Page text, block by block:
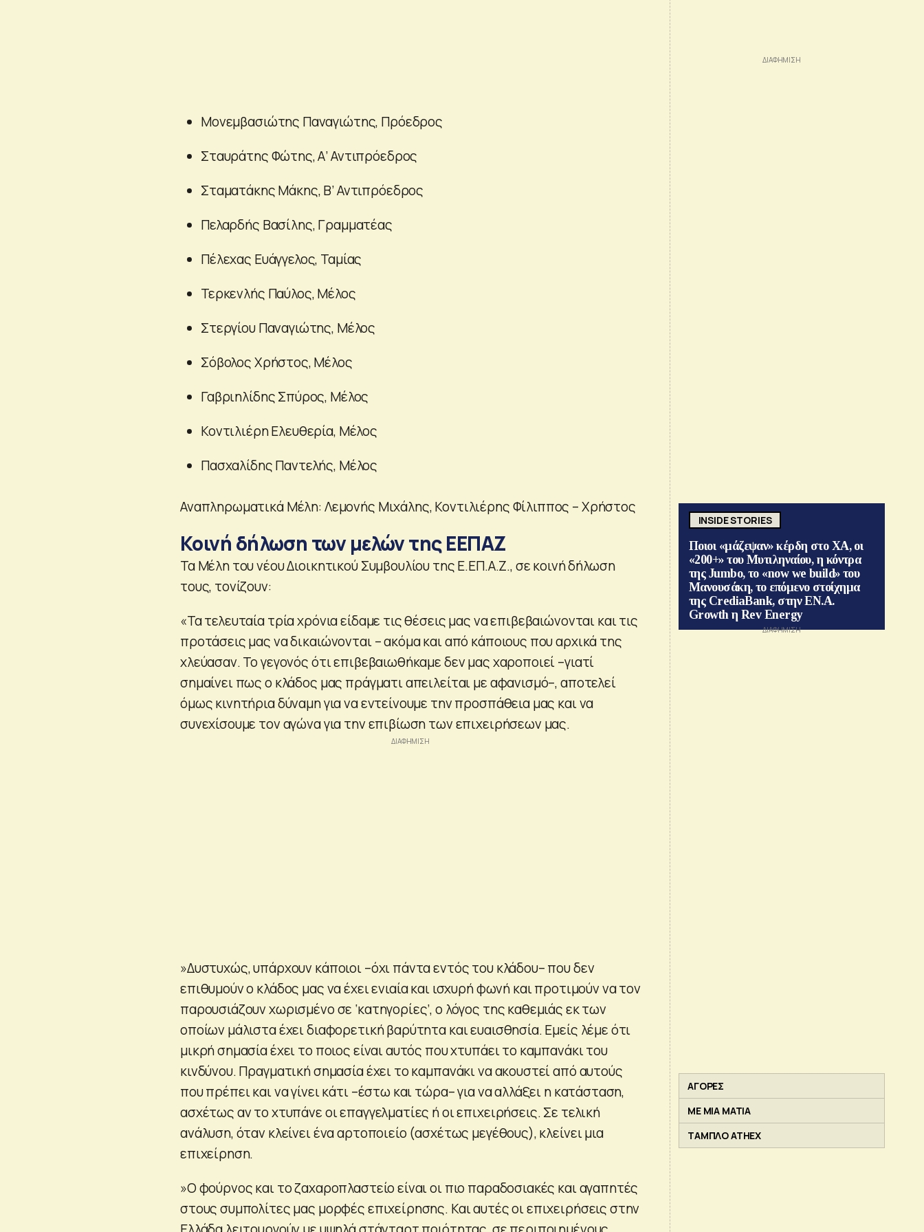
Μονεμβασιώτης Παναγιώτης, Πρόεδρος
Σταυράτης Φώτης, Α’ Αντιπρόεδρος
Σταματάκης Μάκης, Β’ Αντιπρόεδρος
Πελαρδής Βασίλης, Γραμματέας
Πέλεχας Ευάγγελος, Ταμίας
Τερκενλής Παύλος, Μέλος
Στεργίου Παναγιώτης, Μέλος
Σόβολος Χρήστος, Μέλος
Γαβριηλίδης Σπύρος, Μέλος
Κοντιλιέρη Ελευθερία, Μέλος
Πασχαλίδης Παντελής, Μέλος
Αναπληρωματικά Μέλη: Λεμονής Μιχάλης, Κοντιλιέρης Φίλιππος – Χρήστος
Κοινή δήλωση των μελών της ΕΕΠΑΖ
Τα Μέλη του νέου Διοικητικού Συμβουλίου της Ε.ΕΠ.Α.Ζ., σε κοινή δήλωση
τους, τονίζουν:
«Τα τελευταία τρία χρόνια είδαμε τις θέσεις μας να επιβεβαιώνονται και τις
προτάσεις μας να δικαιώνονται – ακόμα και από κάποιους που αρχικά της
χλεύασαν. Το γεγονός ότι επιβεβαιωθήκαμε δεν μας χαροποιεί –γιατί
σημαίνει πως ο κλάδος μας πράγματι απειλείται με αφανισμό–, αποτελεί
όμως κινητήρια δύναμη για να εντείνουμε την προσπάθεια μας και να
συνεχίσουμε τον αγώνα για την επιβίωση των επιχειρήσεων μας.
»Δυστυχώς, υπάρχουν κάποιοι –όχι πάντα εντός του κλάδου– που δεν
επιθυμούν ο κλάδος μας να έχει ενιαία και ισχυρή φωνή και προτιμούν να τον
παρουσιάζουν χωρισμένο σε ‘κατηγορίες’, ο λόγος της καθεμιάς εκ των
οποίων μάλιστα έχει διαφορετική βαρύτητα και ευαισθησία. Εμείς λέμε ότι
μικρή σημασία έχει το ποιος είναι αυτός που χτυπάει το καμπανάκι του
κινδύνου. Πραγματική σημασία έχει το καμπανάκι να ακουστεί από αυτούς
που πρέπει και να γίνει κάτι –έστω και τώρα– για να αλλάξει η κατάσταση,
ασχέτως αν το χτυπάνε οι επαγγελματίες ή οι επιχειρήσεις. Σε τελική
ανάλυση, όταν κλείνει ένα αρτοποιείο (ασχέτως μεγέθους), κλείνει μια
επιχείρηση.
»Ο φούρνος και το ζαχαροπλαστείο είναι οι πιο παραδοσιακές και αγαπητές
στους συμπολίτες μας μορφές επιχείρησης. Και αυτές οι επιχειρήσεις στην
INSIDE STORIES
Ποιοι «μάζεψαν» κέρδη στο ΧΑ, οι
«200+» του Μυτιληναίου, η κόντρα
της Jumbo, το «now we build» του
Μανουσάκη, το επόμενο στοίχημα
της CrediaBank, στην ΕΝ.Α.
Growth η Rev Energy
ΑΓΟΡΕΣ
ΜΕ ΜΙΑ ΜΑΤΙΑ
ΤΑΜΠΛΟ ATHEX